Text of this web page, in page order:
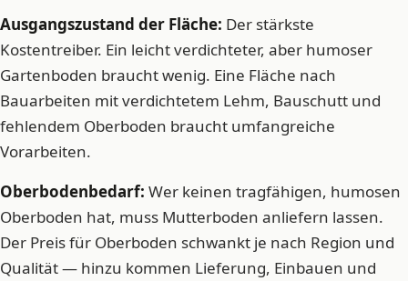
Ausgangszustand der Fläche: Der stärkste
Kostentreiber. Ein leicht verdichteter, aber humoser
Gartenboden braucht wenig. Eine Fläche nach
Bauarbeiten mit verdichtetem Lehm, Bauschutt und
fehlendem Oberboden braucht umfangreiche
Vorarbeiten.
Oberbodenbedarf: Wer keinen tragfähigen, humosen
Oberboden hat, muss Mutterboden anliefern lassen.
Der Preis für Oberboden schwankt je nach Region und
Qualität — hinzu kommen Lieferung, Einbauen und